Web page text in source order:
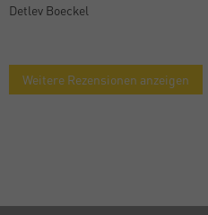
Detlev Boeckel
Weitere Rezensionen anzeigen